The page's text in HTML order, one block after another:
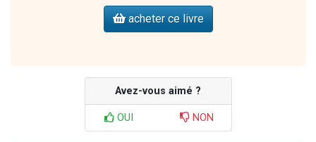
acheter ce livre
Avez-vous aimé ?
OUI NON